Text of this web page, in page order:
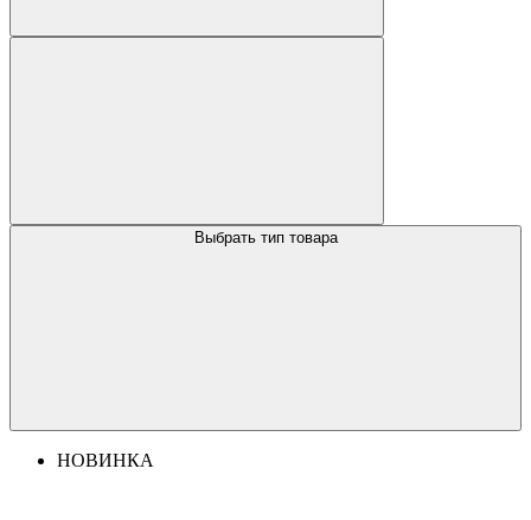
Выбрать тип товара
НОВИНКА